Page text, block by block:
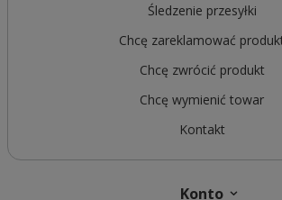
Śledzenie przesyłki
Chcę zareklamować
Chcę zwrócić produkt
Chcę wymienić towar
Kontakt
Konto